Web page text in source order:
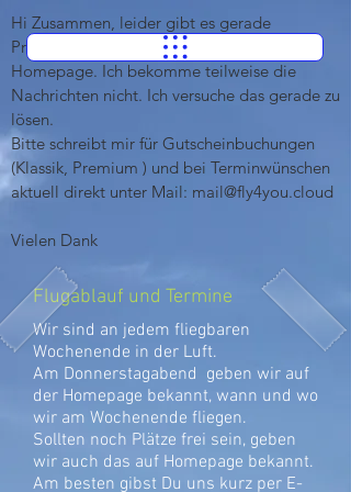
Hi Zusammen, leider gibt es gerade
Probleme mit den Formularen auf der
Homepage. Ich bekomme teilweise die
Nachrichten nicht. Ich versuche das gerade zu
lösen.
Bitte schreibt mir für Gutscheinbuchungen
(Klassik, Premium ) und bei Terminwünschen
aktuell direkt unter Mail: mail@fly4you.cloud
Vielen Dank
Flugablauf und Termine
Wir sind an jedem fliegbaren
Wochenende in der Luft.
Am Donnerstagabend geben wir auf
der Homepage bekannt, wann und wo
wir am Wochenende fliegen.
Sollten noch Plätze frei sein, geben
wir auch das auf Homepage bekannt.
Am besten gibst Du uns kurz per E-